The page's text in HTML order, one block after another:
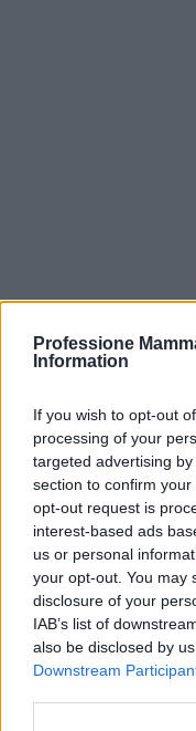
Professione
Information
If you wish to opt-out
processing of your
targeted advertising
section to confirm
opt-out request is
interest-based ads
us or personal
your opt-out. You may
disclosure of your
IAB’s list of
also be disclosed by
Downstream
pratico
post-partum,
sostegno emotivo.
l’ostetrica aiuta a
seno, ragadi,
produzione di
posizionamento e
personalizzate.
l’ansia materna e
con il neonato.